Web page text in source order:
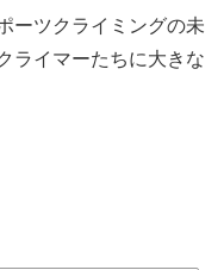
ーツクライミングの未
ライマーたちに大きな